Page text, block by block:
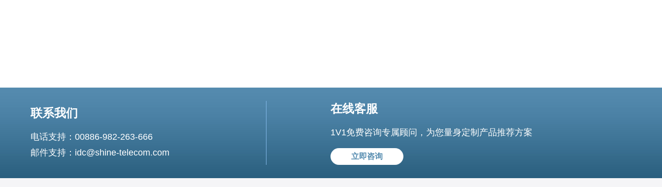
联系我们
电话支持：00886-982-263-666
邮件支持：idc@shine-telecom.com
在线客服
1V1免费咨询专属顾问，为您量身定制产品推荐方案
立即咨询